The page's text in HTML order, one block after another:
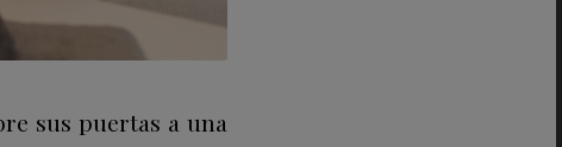
sus puertas a una